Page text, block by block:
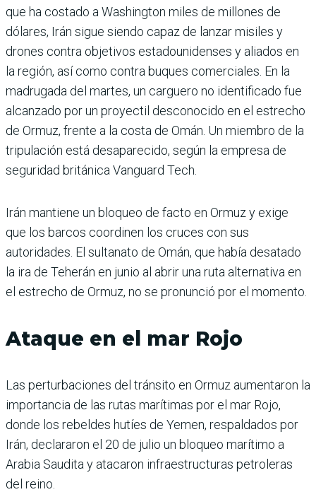
que ha costado a Washington miles de millones de
dólares, Irán sigue siendo capaz de lanzar misiles y
drones contra objetivos estadounidenses y aliados en
la región, así como contra buques comerciales. En la
madrugada del martes, un carguero no identificado fue
alcanzado por un proyectil desconocido en el estrecho
de Ormuz, frente a la costa de Omán. Un miembro de la
tripulación está desaparecido, según la empresa de
seguridad británica Vanguard Tech.
Irán mantiene un bloqueo de facto en Ormuz y exige
que los barcos coordinen los cruces con sus
autoridades. El sultanato de Omán, que había desatado
la ira de Teherán en junio al abrir una ruta alternativa en
el estrecho de Ormuz, no se pronunció por el momento.
Ataque en el mar Rojo
Las perturbaciones del tránsito en Ormuz aumentaron la
importancia de las rutas marítimas por el mar Rojo,
donde los rebeldes hutíes de Yemen, respaldados por
Irán, declararon el 20 de julio un bloqueo marítimo a
Arabia Saudita y atacaron infraestructuras petroleras
del reino.